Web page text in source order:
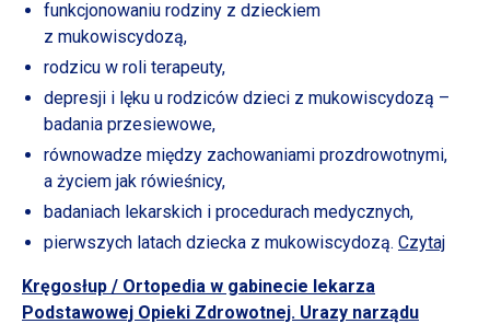
funkcjonowaniu rodziny z dzieckiem
z mukowiscydozą,
rodzicu w roli terapeuty,
depresji i lęku u rodziców dzieci z mukowiscydozą –
badania przesiewowe,
równowadze między zachowaniami prozdrowotnymi,
a życiem jak rówieśnicy,
badaniach lekarskich i procedurach medycznych,
pierwszych latach dziecka z mukowiscydozą. Czytaj
Kręgosłup / Ortopedia w gabinecie lekarza
Podstawowej Opieki Zdrowotnej. Urazy narządu